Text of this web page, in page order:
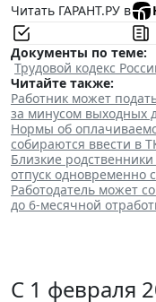
Читать ГАРАНТ.РУ в
Документы по теме:
Трудовой кодекс
Читайте также:
Работник может
за минусом выходных
Нормы об
собираются ввести в
Близкие
отпуск одновременно
Работодатель может
до 6-месячной
С 1 февраля